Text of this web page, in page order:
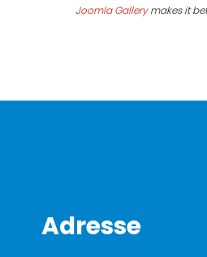
Joomla Gallerymakes it
Adresse